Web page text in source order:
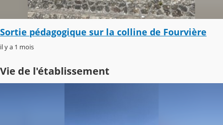
Sortie pédagogique sur la colline de Fourvière
il y a 1 mois
Vie de l'établissement